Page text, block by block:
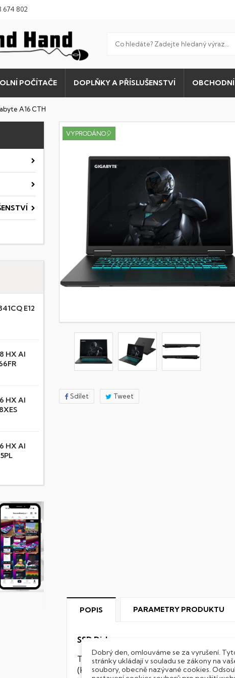
674 802
POČÍTAČE DOPLŇKY A PŘÍSLUŠENSTVÍ
A16 CTH
E12
HX AI
HX AI
HX AI
VYPRODÁNO🎈
Sdílet Tweet
POPIS PARAMETRY PRODUKTU
SSD Disk
Tento notebook je vybaven SSD(Solid
(Hard Disk Drive) disků nedisponuje
Dobrý den, omlouváme se za vyrušení.
stránky ukládají v souladu se zákony na
soubory, obecně nazývané cookies.